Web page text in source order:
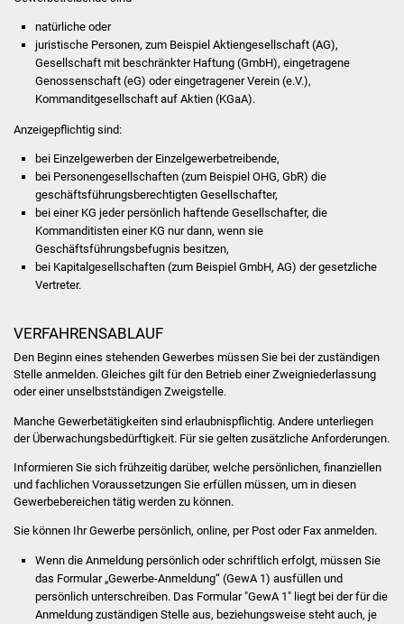
Bürgerinfos
Bildung
Kindergärten
Kolping-Musikschule
Volkshochschule
Lokale Agenda
Jugendhaus
Fachteam Jugend
Kinder- und
Familienzentrum
Stadtwerke
Suenergie
natürliche oder
juristische Personen, zum Beispiel Aktiengesellschaft (AG),
Gesellschaft mit beschränkter Haftung (GmbH), eingetragene
Genossenschaft (eG) oder eingetragener Verein (e.V.),
Kommanditgesellschaft auf Aktien (KGaA).
Anzeigepflichtig sind:
bei Einzelgewerben der Einzelgewerbetreibende,
bei Personengesellschaften (zum Beispiel OHG, GbR) die
geschäftsführungsberechtigten Gesellschafter,
bei einer KG jeder persönlich haftende Gesellschafter, die
Kommanditisten einer KG nur dann, wenn sie
Geschäftsführungsbefugnis besitzen,
bei Kapitalgesellschaften (zum Beispiel GmbH, AG) der gesetzliche
Vertreter.
VERFAHRENSABLAUF
Den Beginn eines stehenden Gewerbes müssen Sie bei der zuständigen
Stelle anmelden. Gleiches gilt für den Betrieb einer Zweigniederlassung
oder einer unselbstständigen Zweigstelle.
Manche Gewerbetätigkeiten sind erlaubnispflichtig. Andere unterliegen
der Überwachungsbedürftigkeit. Für sie gelten zusätzliche Anforderungen.
Informieren Sie sich frühzeitig darüber, welche persönlichen, finanziellen
und fachlichen Voraussetzungen Sie erfüllen müssen, um in diesen
Gewerbebereichen tätig werden zu können.
Sie können Ihr Gewerbe persönlich, online, per Post oder Fax anmelden.
Wenn die Anmeldung persönlich oder schriftlich erfolgt, müssen Sie
das Formular „Gewerbe-Anmeldung“ (GewA 1) ausfüllen und
persönlich unterschreiben. Das Formular "GewA 1" liegt bei der für die
Anmeldung zuständigen Stelle aus, beziehungsweise steht auch, je